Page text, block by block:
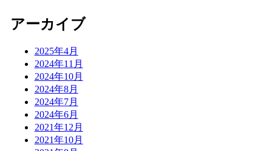
アーカイブ
2025年4月
2024年11月
2024年10月
2024年8月
2024年7月
2024年6月
2021年12月
2021年10月